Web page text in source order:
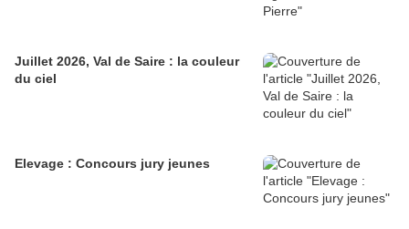
Juillet 2026, Val de Saire : la couleur
du ciel
Elevage : Concours jury jeunes